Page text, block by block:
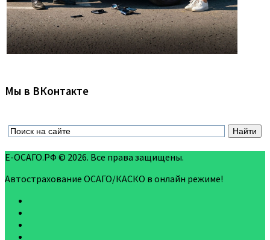
Мы в ВКонтакте
Е-ОСАГО.РФ © 2026. Все права защищены.
Автострахование ОСАГО/КАСКО в онлайн режиме!